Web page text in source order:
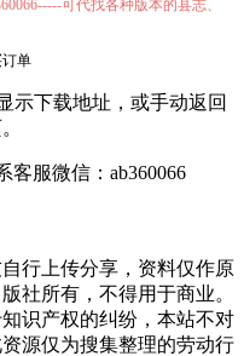
可代找各种版本的县志、
单
示下载地址，或手动返回
服微信：ab360066
行上传分享，资料仅作原
社所有，不得用于商业。
识产权的纠纷，本站不对
源仅为搜集整理的劳动行